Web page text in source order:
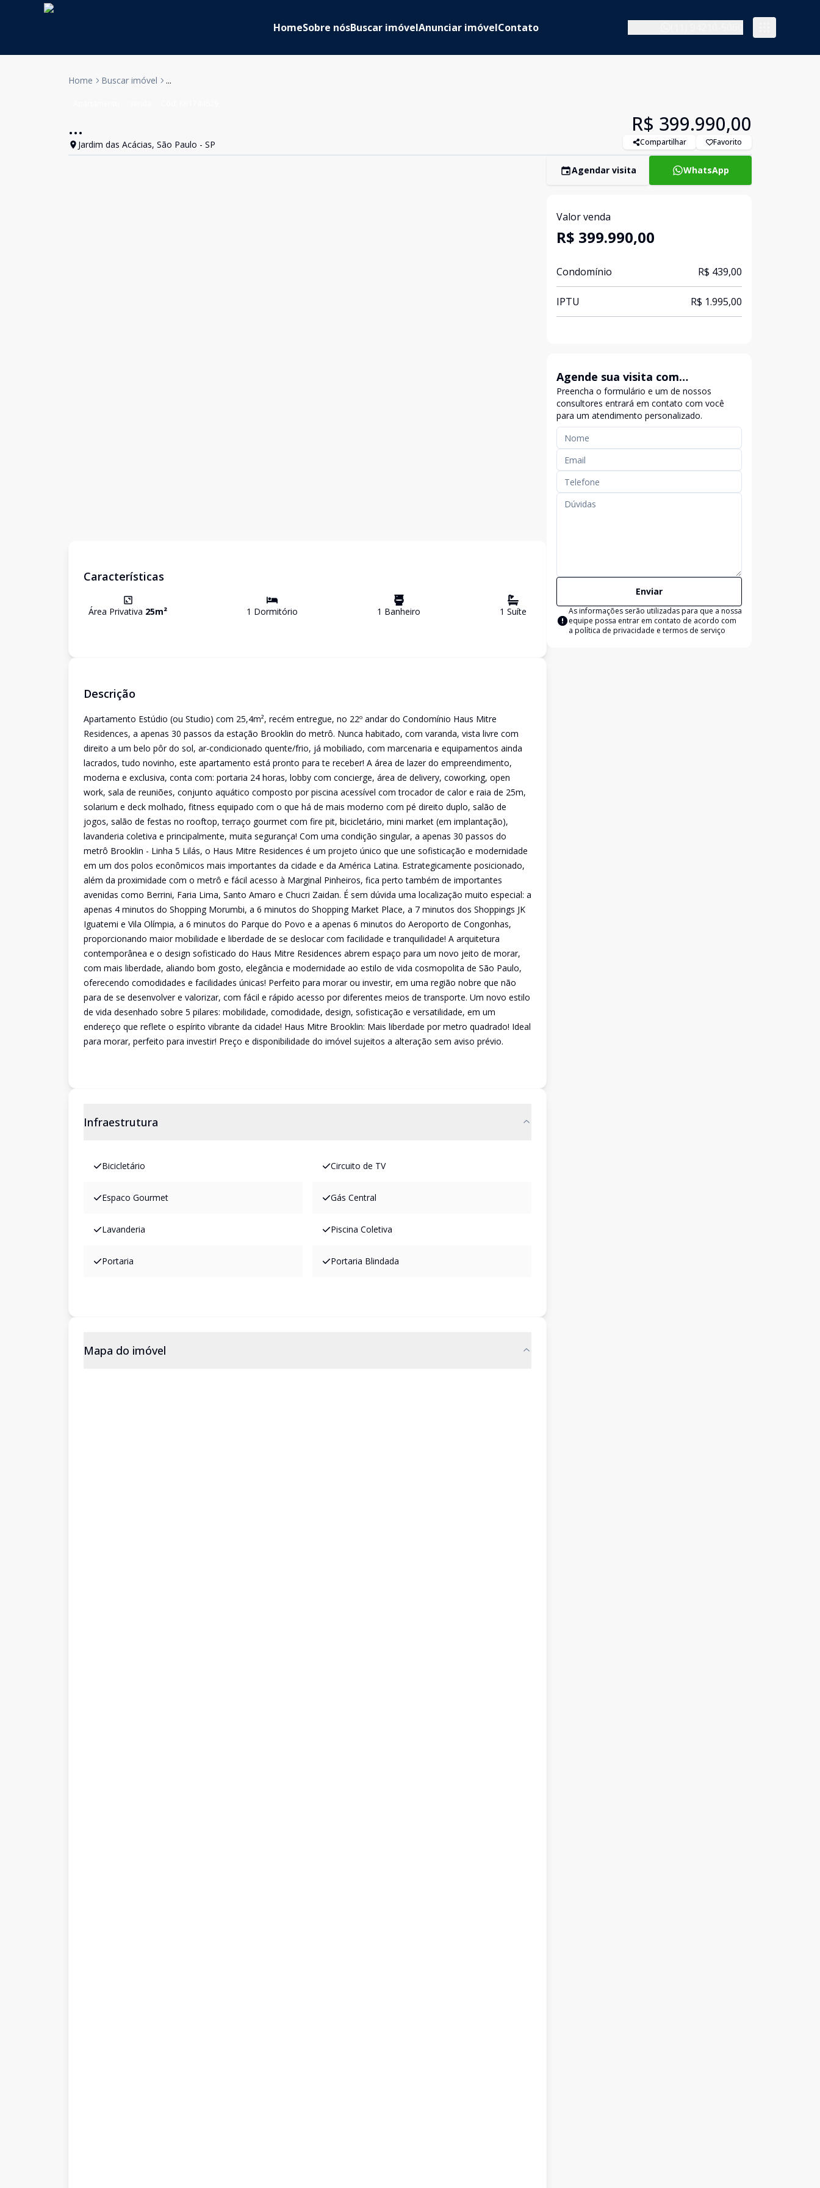
HomeSobre nósBuscar imóvelAnunciar imóvelContato
Home Buscar imóvel ...
...
Jardim das Acácias, São Paulo - SP
R$ 399.990,00
Compartilhar Favorito
Características
Área Privativa 25m² 1 Dormitório 1 Banheiro 1 Suíte
Descrição
Apartamento Estúdio (ou Studio) com 25,4m², recém entregue, no 22º andar do Condomínio Haus Mitre
Residences, a apenas 30 passos da estação Brooklin do metrô. Nunca habitado, com varanda, vista livre com
direito a um belo pôr do sol, ar-condicionado quente/frio, já mobiliado, com marcenaria e equipamentos ainda
lacrados, tudo novinho, este apartamento está pronto para te receber! A área de lazer do empreendimento,
moderna e exclusiva, conta com: portaria 24 horas, lobby com concierge, área de delivery, coworking, open
work, sala de reuniões, conjunto aquático composto por piscina acessível com trocador de calor e raia de 25m,
solarium e deck molhado, fitness equipado com o que há de mais moderno com pé direito duplo, salão de
jogos, salão de festas no rooftop, terraço gourmet com fire pit, bicicletário, mini market (em implantação),
lavanderia coletiva e principalmente, muita segurança! Com uma condição singular, a apenas 30 passos do
metrô Brooklin - Linha 5 Lilás, o Haus Mitre Residences é um projeto único que une sofisticação e modernidade
em um dos polos econômicos mais importantes da cidade e da América Latina. Estrategicamente posicionado,
além da proximidade com o metrô e fácil acesso à Marginal Pinheiros, fica perto também de importantes
avenidas como Berrini, Faria Lima, Santo Amaro e Chucri Zaidan. É sem dúvida uma localização muito especial: a
apenas 4 minutos do Shopping Morumbi, a 6 minutos do Shopping Market Place, a 7 minutos dos Shoppings JK
Iguatemi e Vila Olímpia, a 6 minutos do Parque do Povo e a apenas 6 minutos do Aeroporto de Congonhas,
proporcionando maior mobilidade e liberdade de se deslocar com facilidade e tranquilidade! A arquitetura
contemporânea e o design sofisticado do Haus Mitre Residences abrem espaço para um novo jeito de morar,
com mais liberdade, aliando bom gosto, elegância e modernidade ao estilo de vida cosmopolita de São Paulo,
oferecendo comodidades e facilidades únicas! Perfeito para morar ou investir, em uma região nobre que não
para de se desenvolver e valorizar, com fácil e rápido acesso por diferentes meios de transporte. Um novo estilo
de vida desenhado sobre 5 pilares: mobilidade, comodidade, design, sofisticação e versatilidade, em um
endereço que reflete o espírito vibrante da cidade! Haus Mitre Brooklin: Mais liberdade por metro quadrado! Ideal
para morar, perfeito para investir! Preço e disponibilidade do imóvel sujeitos a alteração sem aviso prévio.
Infraestrutura
Bicicletário Circuito de TV
Espaco Gourmet Gás Central
Lavanderia Piscina Coletiva
Portaria Portaria Blindada
Mapa do imóvel
Agendar visita WhatsApp
Valor venda
R$ 399.990,00
Condomínio R$ 439,00
IPTU R$ 1.995,00
Agende sua visita com
exclusividade
Preencha o formulário e um de nossos
consultores entrará em contato com você
para um atendimento personalizado.
Enviar
As informações serão utilizadas para que a nossa
equipe possa entrar em contato de acordo com
a política de privacidade e termos de serviço